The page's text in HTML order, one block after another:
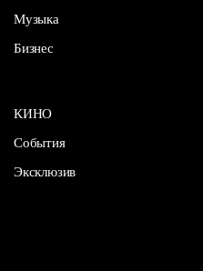
Музыка
Бизнес
КИНО
События
Эксклюзив